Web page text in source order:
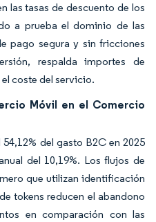
las tasas de descuento de los
a prueba el dominio de las
pago segura y sin fricciones
respalda importes de
coste del servicio.
Móvil en el Comercio
del gasto B2C en 2025
del 10,19%. Los flujos de
que utilizan identificación
tokens reducen el abandono
en comparación con las